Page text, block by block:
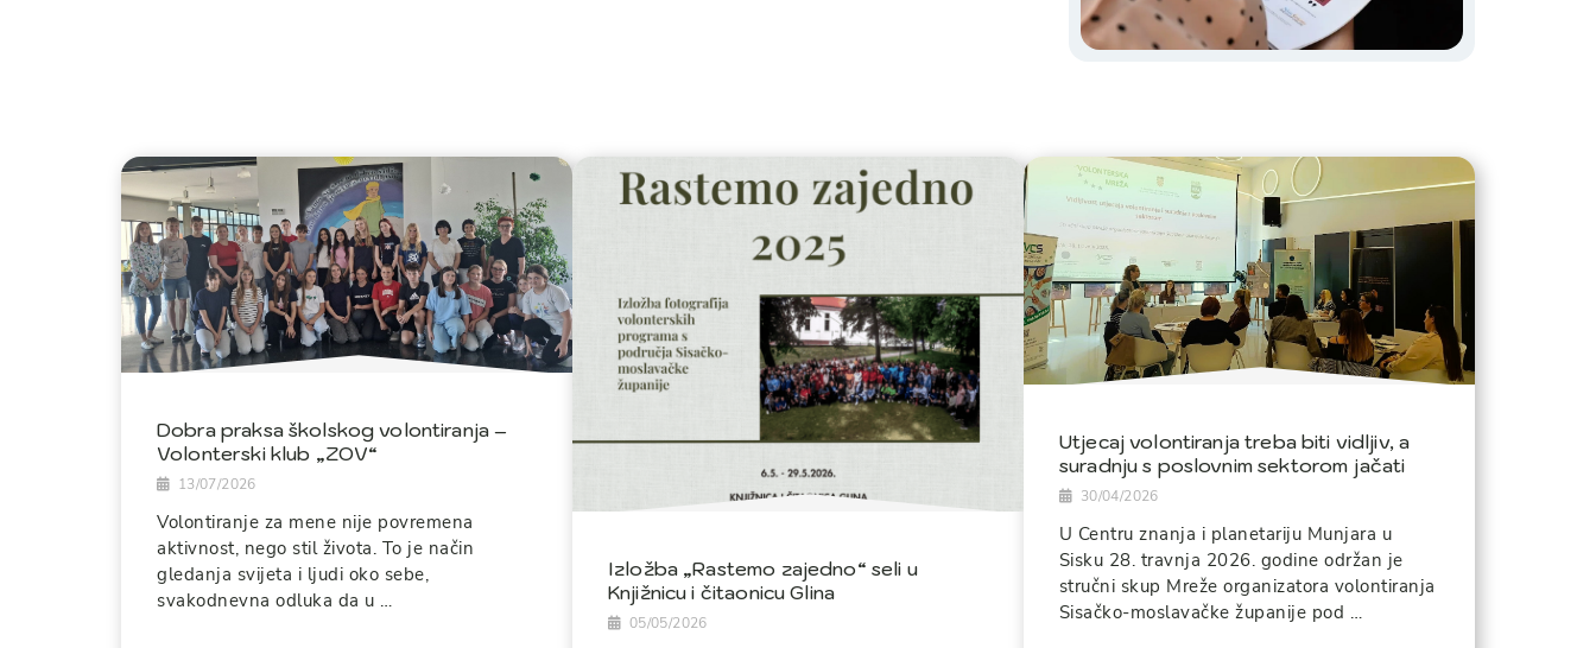
Dobra praksa školskog volontiranja –
Volonterski klub „ZOV“
13/07/2026
Volontiranje za mene nije povremena
aktivnost, nego stil života. To je način
gledanja svijeta i ljudi oko sebe,
svakodnevna odluka da u …
Izložba „Rastemo zajedno“ seli u
Knjižnicu i čitaonicu Glina
05/05/2026
Utjecaj volontiranja treba biti vidljiv, a
suradnju s poslovnim sektorom jačati
30/04/2026
U Centru znanja i planetariju Munjara u
Sisku 28. travnja 2026. godine održan je
stručni skup Mreže organizatora volontiranja
Sisačko-moslavačke županije pod …